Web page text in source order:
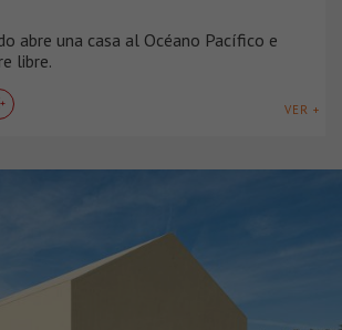
abre una casa al Océano Pacífico e
libre.
VER +